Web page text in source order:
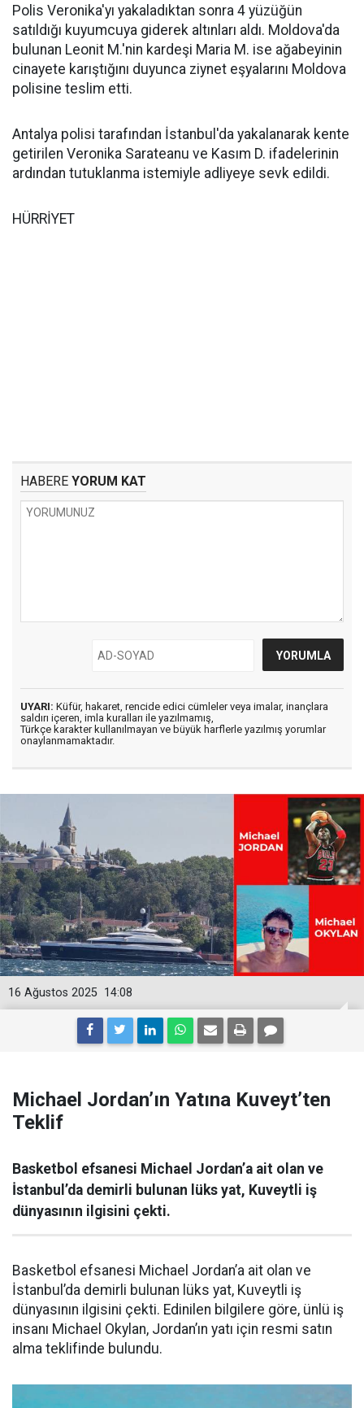
Polis Veronika'yı yakaladıktan sonra 4 yüzüğün
satıldığı kuyumcuya giderek altınları aldı. Moldova'da
bulunan Leonit M.'nin kardeşi Maria M. ise ağabeyinin
cinayete karıştığını duyunca ziynet eşyalarını Moldova
polisine teslim etti.
Antalya polisi tarafından İstanbul'da yakalanarak kente
getirilen Veronika Sarateanu ve Kasım D. ifadelerinin
ardından tutuklanma istemiyle adliyeye sevk edildi.
HÜRRİYET
HABERE YORUM KAT
UYARI: Küfür, hakaret, rencide edici cümleler veya imalar, inançlara
saldırı içeren, imla kuralları ile yazılmamış,
Türkçe karakter kullanılmayan ve büyük harflerle yazılmış yorumlar
onaylanmamaktadır.
14:08
16 Ağustos 2025
Michael Jordan’ın Yatına Kuveyt’ten
Teklif
Basketbol efsanesi Michael Jordan’a ait olan ve
İstanbul’da demirli bulunan lüks yat, Kuveytli iş
dünyasının ilgisini çekti.
Basketbol efsanesi Michael Jordan’a ait olan ve
İstanbul’da demirli bulunan lüks yat, Kuveytli iş
dünyasının ilgisini çekti. Edinilen bilgilere göre, ünlü iş
insanı Michael Okylan, Jordan’ın yatı için resmi satın
alma teklifinde bulundu.